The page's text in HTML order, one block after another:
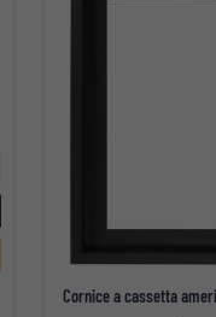
Cornice a cassetta